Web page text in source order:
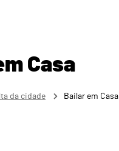
Casa
da cidade Bailar em Casa